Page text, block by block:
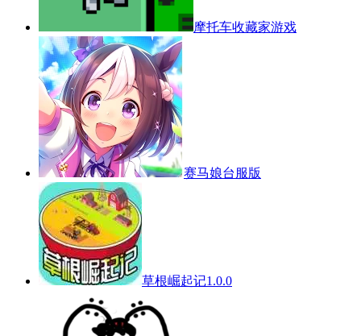
摩托车收藏家游戏
赛马娘台服版
草根崛起记1.0.0